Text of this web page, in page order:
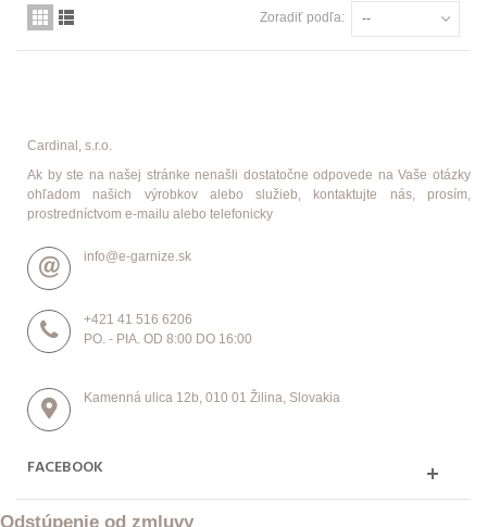
Zoradiť podľa: --
Cardinal, s.r.o.
Ak by ste na našej stránke nenašli dostatočne odpovede na Vaše otázky
ohľadom našich výrobkov alebo služieb, kontaktujte nás, prosím,
prostredníctvom e-mailu alebo telefonicky
info@e-garnize.sk
+421 41 516 6206
PO. - PIA. OD 8:00 DO 16:00
Kamenná ulica 12b, 010 01 Žilina, Slovakia
FACEBOOK
Odstúpenie od zmluvy